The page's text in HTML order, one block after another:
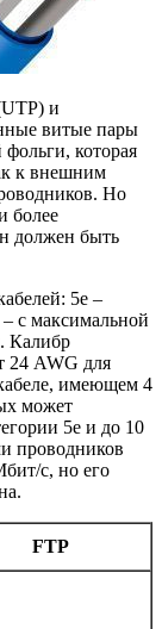
и
витые пары
которая
к внешним
Но
более
должен быть
5е –
с максимальной
Калибр
24 AWG для
имеющем 4
может
5е и до 10
проводников
с, но его
FTP